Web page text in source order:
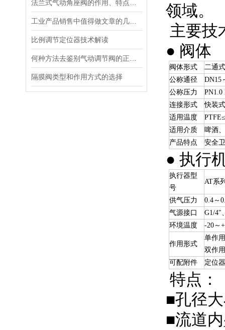
比例调节定位器技术解读
隔膜阀类型和作用方式的选择
领域。
主要技
● 阀体
阀体形式
二通
公称通径
DN15
公称压力
PN1.0
连接形式
快装
适用温度
适用介质
啤酒
产品特点
安全
● 执行
执行器型
号
AT系
供气压力
0.4～
气源接口
G1/4"
环境温度
-20～
作用形式
单作
双作
可配附件
定位
特点：
■孔径
■流道